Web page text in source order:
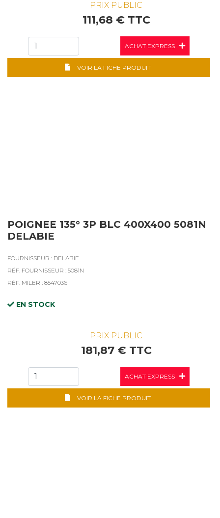
PRIX PUBLIC
111,68 € TTC
ACHAT EXPRESS
VOIR LA FICHE PRODUIT
POIGNEE 135° 3P BLC 400X400 5081N
DELABIE
FOURNISSEUR : DELABIE
RÉF. FOURNISSEUR : 5081N
RÉF. MILER : 8547036
EN STOCK
PRIX PUBLIC
181,87 € TTC
ACHAT EXPRESS
VOIR LA FICHE PRODUIT